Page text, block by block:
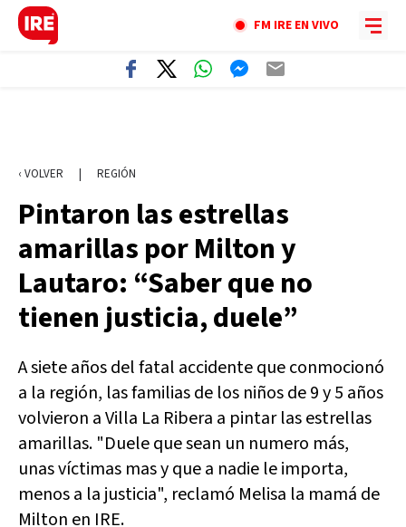
FM IRE EN VIVO
‹ VOLVER | REGIÓN
Pintaron las estrellas
amarillas por Milton y
Lautaro: “Saber que no
tienen justicia, duele”
A siete años del fatal accidente que conmocionó
a la región, las familias de los niños de 9 y 5 años
volvieron a Villa La Ribera a pintar las estrellas
amarillas. "Duele que sean un numero más,
unas víctimas mas y que a nadie le importa,
menos a la justicia", reclamó Melisa la mamá de
Milton en IRE.